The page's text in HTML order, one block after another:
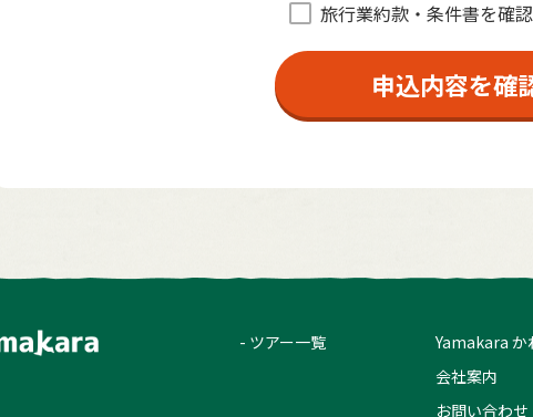
旅⾏業約款・条件書を確認
申込内容を確
ツアー一覧
Yamakara か
会社案内
お問い合わせ